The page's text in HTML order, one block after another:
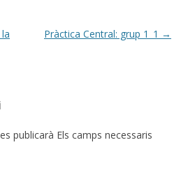
Pràctica Central: grup 1_1 →
publicarà Els camps necessaris